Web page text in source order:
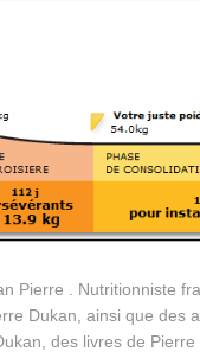
Pierre . Nutritionniste
Dukan, ainsi que des
des livres de